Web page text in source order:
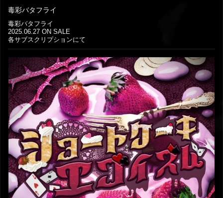
毒彩バタフライ
毒彩バタフライ
2025.06.27 ON SALE
各サブスクリプションにて